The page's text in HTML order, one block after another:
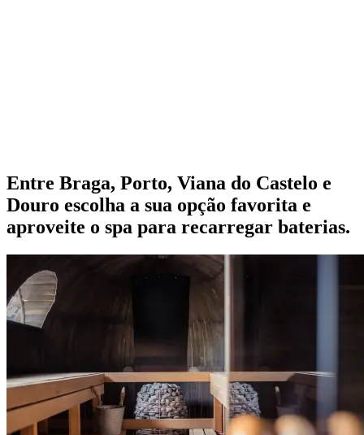
Entre Braga, Porto, Viana do Castelo e
Douro escolha a sua opção favorita e
aproveite o spa para recarregar baterias.